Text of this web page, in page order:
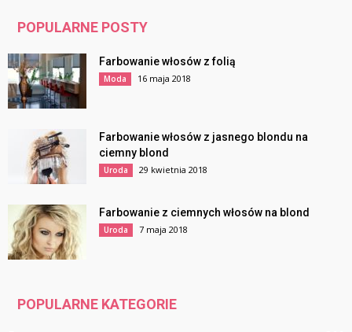
POPULARNE POSTY
Farbowanie włosów z folią
Moda 16 maja 2018
Farbowanie włosów z jasnego blondu na
ciemny blond
Uroda 29 kwietnia 2018
Farbowanie z ciemnych włosów na blond
Uroda 7 maja 2018
POPULARNE KATEGORIE